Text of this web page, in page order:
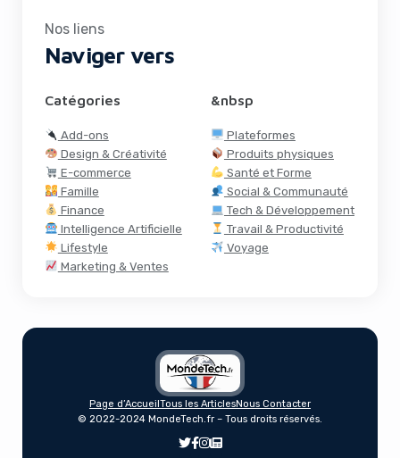
Nos liens
Naviger vers
Catégories
Add-ons
Design & Créativité
E-commerce
Famille
Finance
Intelligence Artificielle
Lifestyle
Marketing & Ventes
&nbsp
Plateformes
Produits physiques
Santé et Forme
Social & Communauté
Tech & Développement
Travail & Productivité
Voyage
Page d’AccueilTous les ArticlesNous Contacter
© 2022-2024 MondeTech.fr – Tous droits réservés.
X Étend Son Fil Vidéo Vertical Aux
Utilisateurs Du Monde Entier